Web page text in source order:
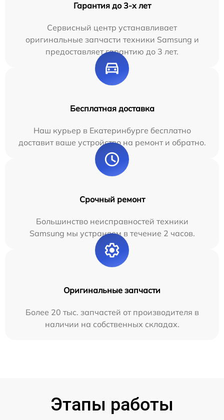
Гарантия до 3-х лет
Сервисный центр устанавливает
оригинальные запчасти техники Samsung и
предоставляет гарантию до 3 лет.
Бесплатная доставка
Наш курьер в Екатеринбурге бесплатно
доставит ваше устройство на ремонт и обратно.
Срочный ремонт
Большинство неисправностей техники
Samsung мы устраняем в течение 2 часов.
Оригинальные запчасти
Более 20 тыс. запчастей от производителя в
наличии на собственных складах.
Этапы работы